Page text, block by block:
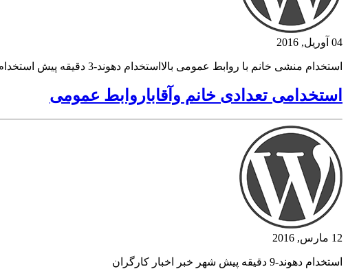
04 آوریل, 2016
استخدام منشی خانم با روابط عمومی بالااستخدام دهوند-3 دقیقه پیش استخدام منشی خانم با روابط عمومی بالا استخدام دهوند-3 دقیقه پیشاستخدام منشی خانم با روابط عمومی بالا فروش بک لینک
استخدامی تعدادی خانم وآقاباروابط عمومی
12 مارس, 2016
استخدام دهوند-9 دقیقه پیش شهر خبر اخبار کارگران